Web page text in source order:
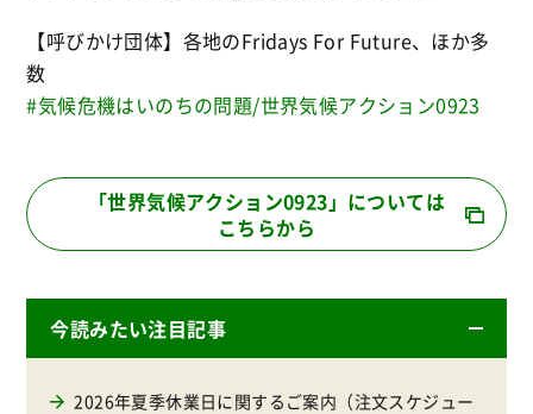
【呼びかけ団体】各地のFridays For Future、ほか多
数
#気候危機はいのちの問題/世界気候アクション0923
「世界気候アクション0923」については
こちらから
今読みたい注目記事
2026年夏季休業日に関するご案内（注文スケジュー